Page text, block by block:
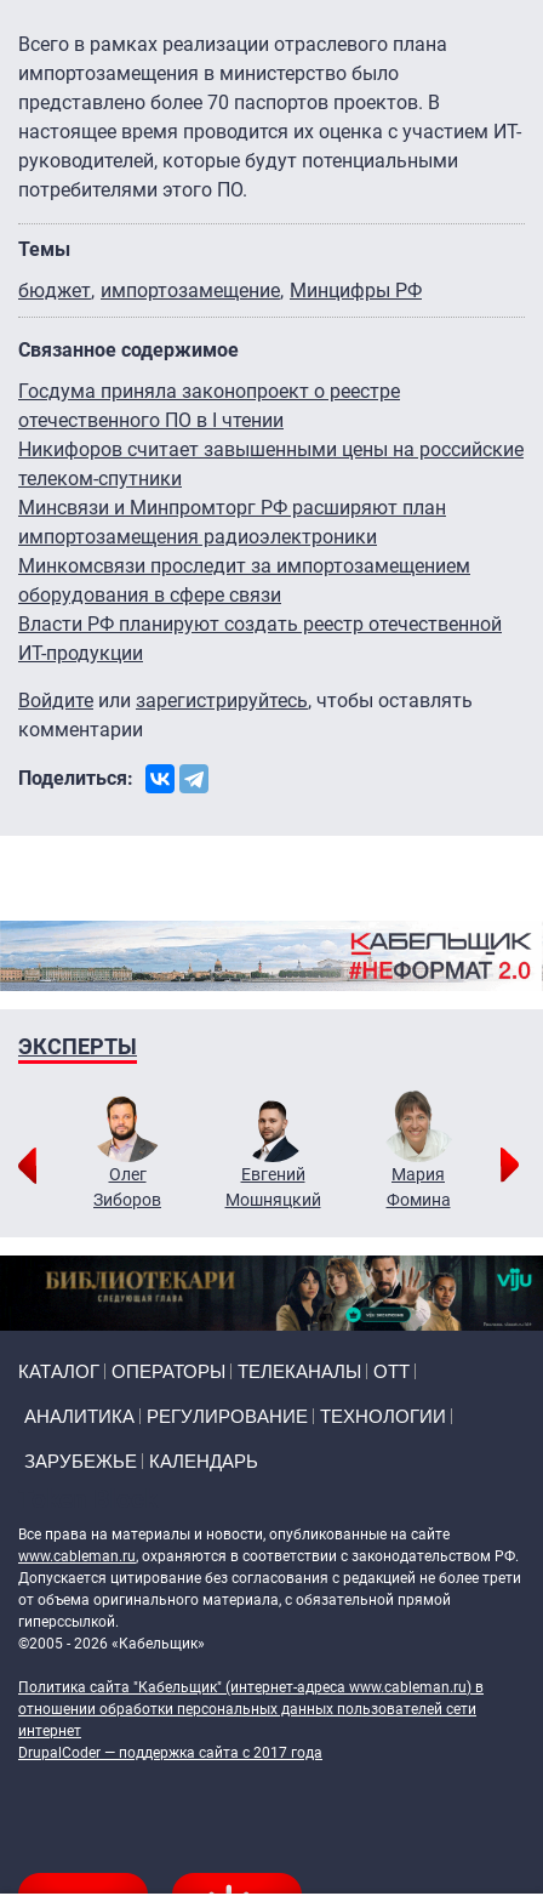
Всего в рамках реализации отраслевого плана
импортозамещения в министерство было
представлено более 70 паспортов проектов. В
настоящее время проводится их оценка с участием ИТ-
руководителей, которые будут потенциальными
потребителями этого ПО.
Темы
бюджет импортозамещение Минцифры РФ
Связанное содержимое
Госдума приняла законопроект о реестре
отечественного ПО в I чтении
Никифоров считает завышенными цены на российские
телеком-спутники
Минсвязи и Минпромторг РФ расширяют план
импортозамещения радиоэлектроники
Минкомсвязи проследит за импортозамещением
оборудования в сфере связи
Власти РФ планируют создать реестр отечественной
ИТ-продукции
Войдите или зарегистрируйтесь, чтобы оставлять
комментарии
Поделиться:
ЭКСПЕРТЫ
Олег
Зиборов
Евгений
Мошняцкий
Мария
Фомина
КАТАЛОГ ОПЕРАТОРЫ ТЕЛЕКАНАЛЫ ОТТ
АНАЛИТИКА РЕГУЛИРОВАНИЕ ТЕХНОЛОГИИ
ЗАРУБЕЖЬЕ КАЛЕНДАРЬ
Все права на материалы и новости, опубликованные на сайте
www.cableman.ru, охраняются в соответствии с законодательством РФ.
Допускается цитирование без согласования с редакцией не более трети
от объема оригинального материала, с обязательной прямой
гиперссылкой.
©2005 - 2026 «Кабельщик»
Политика сайта "Кабельщик" (интернет-адреса www.cableman.ru) в
отношении обработки персональных данных пользователей сети
интернет
DrupalCoder — поддержка сайта c 2017 года